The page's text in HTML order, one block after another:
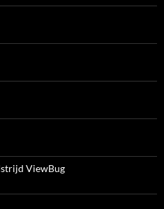
ViewBug